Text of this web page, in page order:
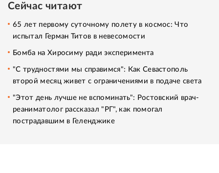
Сейчас читают
65 лет первому суточному полету в космос: Что
испытал Герман Титов в невесомости
Бомба на Хиросиму ради эксперимента
"С трудностями мы справимся": Как Севастополь
второй месяц живет с ограничениями в подаче света
"Этот день лучше не вспоминать": Ростовский врач-
реаниматолог рассказал "РГ", как помогал
пострадавшим в Геленджике